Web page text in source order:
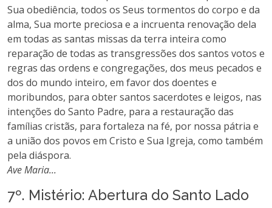
Sua obediência, todos os Seus tormentos do corpo e da
alma, Sua morte preciosa e a incruenta renovação dela
em todas as santas missas da terra inteira como
reparação de todas as transgressões dos santos votos e
regras das ordens e congregações, dos meus pecados e
dos do mundo inteiro, em favor dos doentes e
moribundos, para obter santos sacerdotes e leigos, nas
intenções do Santo Padre, para a restauração das
famílias cristãs, para fortaleza na fé, por nossa pátria e
a união dos povos em Cristo e Sua Igreja, como também
pela diáspora.
Ave Maria...
7º. Mistério: Abertura do Santo Lado